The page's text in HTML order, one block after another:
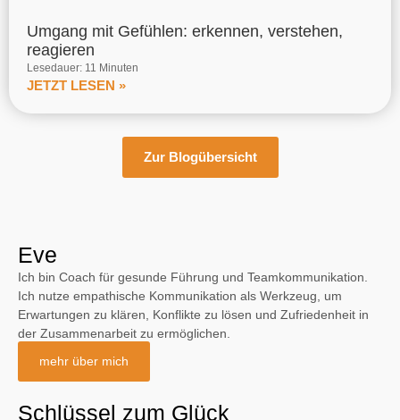
Umgang mit Gefühlen: erkennen, verstehen,
reagieren
Lesedauer: 11 Minuten
JETZT LESEN »
Zur Blogübersicht
Eve
Ich bin Coach für gesunde Führung und Teamkommunikation.
Ich nutze empathische Kommunikation als Werkzeug, um
Erwartungen zu klären, Konflikte zu lösen und Zufriedenheit in
der Zusammenarbeit zu ermöglichen.
mehr über mich
Schlüssel zum Glück